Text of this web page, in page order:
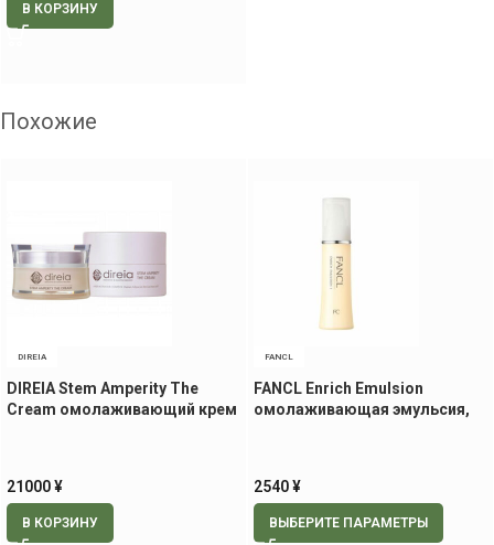
В КОРЗИНУ
Похожие
DIREIA
DIREIA Stem Amperity The
Cream омолаживающий крем
21000¥
В КОРЗИНУ
FANCL
FANCL Enrich Emulsion
омолаживающая эмульсия,
2540¥
ВЫБЕРИТЕ ПАРАМЕТРЫ